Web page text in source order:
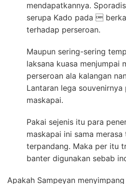
mendapatkannya.
serupa Kado pada 
terhadap perseroan.
Maupun sering-sering
laksana kuasa menjumpai
perseroan ala kalangan
Lantaran lega
maskapai.
Pakai sejenis itu para
maskapai ini sama
terpandang. Maka per itu
banter digunakan sebab
Apakah Sampeyan